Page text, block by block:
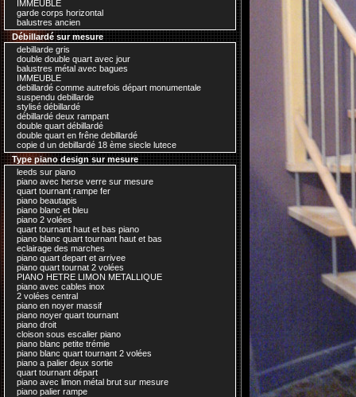
IMMEUBLE
garde corps horizontal
balustres ancien
Débillardé sur mesure
debillarde gris
double double quart avec jour
balustres métal avec bagues
IMMEUBLE
debillardé comme autrefois départ monumentale
suspendu debillarde
stylisé débillardé
débillardé deux rampant
double quart débillardé
double quart en frêne debillardé
copie d un debillardé 18 ème siecle lutece
Type piano design sur mesure
leeds sur piano
piano avec herse verre sur mesure
quart tournant rampe fer
piano beautapis
piano blanc et bleu
piano 2 volées
quart tournant haut et bas piano
piano blanc quart tournant haut et bas
eclairage des marches
piano quart depart et arrivee
piano quart tournat 2 volées
PIANO HETRE LIMON METALLIQUE
piano avec cables inox
2 volées central
piano en noyer massif
piano noyer quart tournant
piano droit
cloison sous escalier piano
piano blanc petite trémie
piano blanc quart tournant 2 volées
piano a palier deux sortie
quart tournant départ
piano avec limon métal brut sur mesure
piano palier rampe